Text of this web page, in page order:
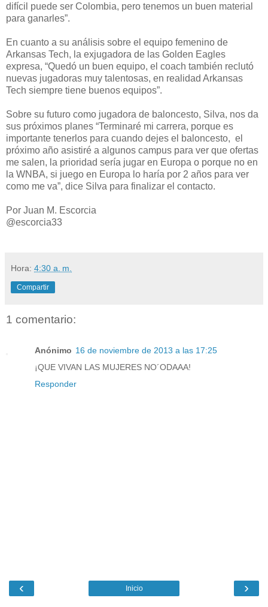
difícil puede ser Colombia, pero tenemos un buen material
para ganarles”.
En cuanto a su análisis sobre el equipo femenino de
Arkansas Tech, la exjugadora de las Golden Eagles
expresa, “Quedó un buen equipo, el coach también reclutó
nuevas jugadoras muy talentosas, en realidad Arkansas
Tech siempre tiene buenos equipos”.
Sobre su futuro como jugadora de baloncesto, Silva, nos da
sus próximos planes “Terminaré mi carrera, porque es
importante tenerlos para cuando dejes el baloncesto, el
próximo año asistiré a algunos campus para ver que ofertas
me salen, la prioridad sería jugar en Europa o porque no en
la WNBA, si juego en Europa lo haría por 2 años para ver
como me va”, dice Silva para finalizar el contacto.
Por Juan M. Escorcia
@escorcia33
Hora: 4:30 a. m.
Compartir
1 comentario:
Anónimo 16 de noviembre de 2013 a las 17:25
¡QUE VIVAN LAS MUJERES NO´ODAAA!
Responder
‹ ›
Inicio